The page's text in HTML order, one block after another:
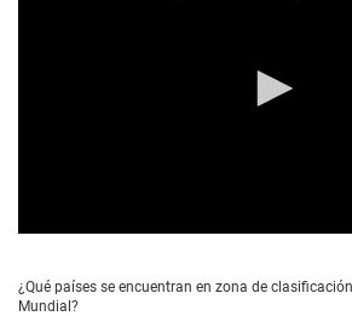
e
c
¿Qué países se encuentran en zona de
Mundial?